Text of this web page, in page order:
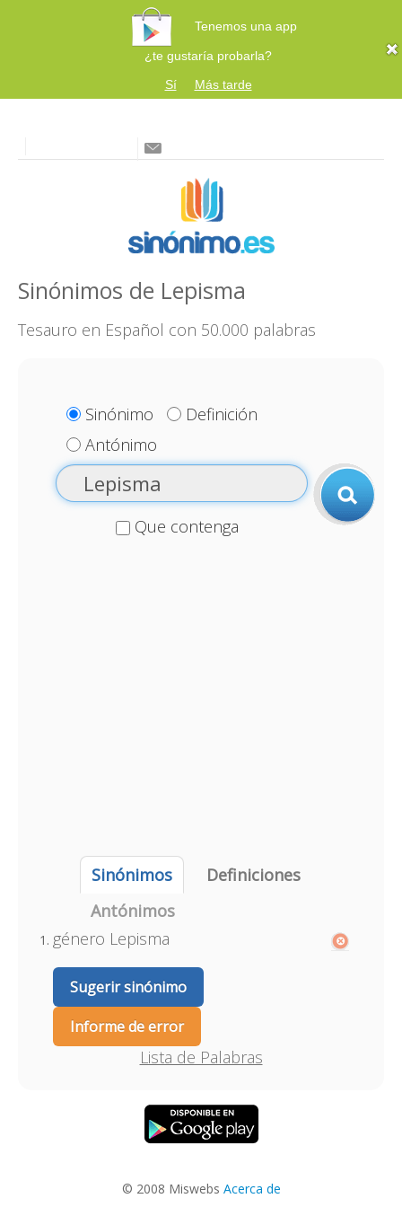
Tenemos una app
¿te gustaría probarla?
Sí
Más tarde
Sinónimos de Lepisma
Tesauro en Español con 50.000 palabras
Sinónimo
Definición
Antónimo
Que contenga
Sinónimos
Definiciones
Antónimos
género Lepisma
Sugerir sinónimo
Informe de error
Lista de Palabras
© 2008 Miswebs Acerca de